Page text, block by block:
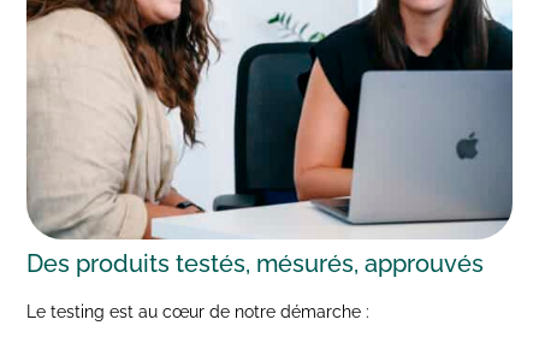
Des produits testés, mésurés, approuvés
Le testing est au cœur de notre démarche :